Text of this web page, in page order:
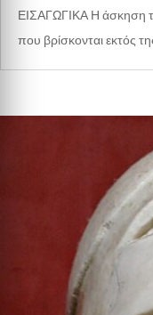
ΕΙΣΑΓΩΓΙΚΑ Η άσκηση
που βρίσκονται εκτός